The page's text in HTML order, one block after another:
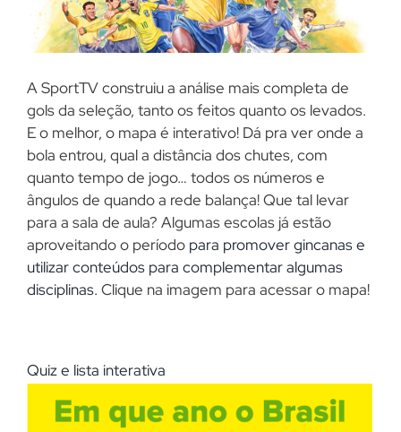
A SportTV construiu a análise mais completa de
gols da seleção, tanto os feitos quanto os levados.
E o melhor, o mapa é interativo! Dá pra ver onde a
bola entrou, qual a distância dos chutes, com
quanto tempo de jogo… todos os números e
ângulos de quando a rede balança! Que tal levar
para a sala de aula? Algumas escolas já estão
aproveitando o período para promover gincanas e
utilizar conteúdos para complementar algumas
disciplinas. Clique na imagem para acessar o mapa!
Quiz e lista interativa